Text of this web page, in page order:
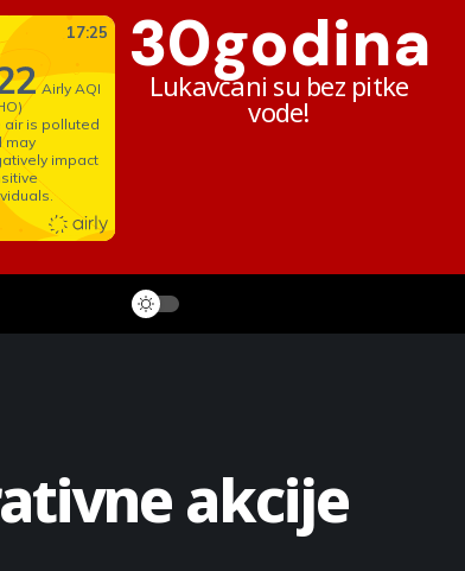
30godina
Lukavčani su bez pitke
vode!
akcije